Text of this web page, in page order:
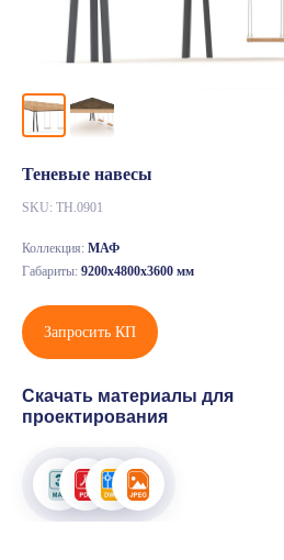
Теневые навесы
SKU: ТН.0901
Коллекция: МАФ
Габариты: 9200х4800х3600 мм
Запросить КП
Скачать материалы для
проектирования